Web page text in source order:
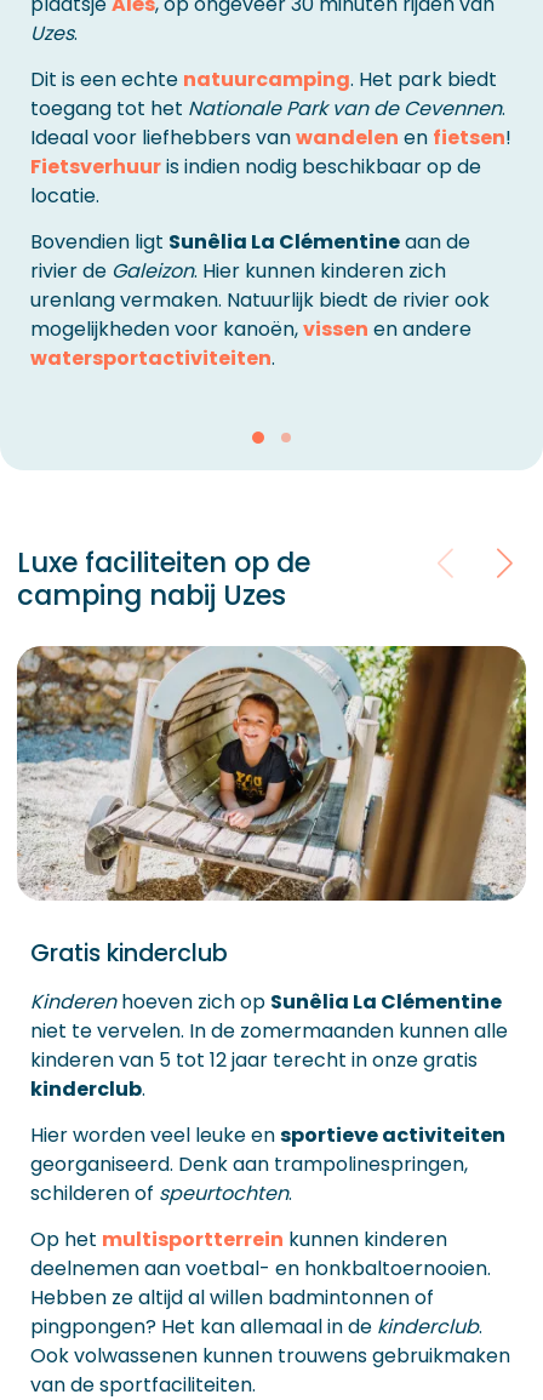
Uzes.
Dit is een echte natuurcamping. Het park biedt
toegang tot het Nationale Park van de Cevennen.
Ideaal voor liefhebbers vanwandelen en fietsen!
Fietsverhuuris indien nodig beschikbaar op de
locatie.
Bovendien ligt Sunêlia La Clémentineaan de
rivier de Galeizon. Hier kunnen kinderen zich
urenlang vermaken. Natuurlijk biedt de rivier ook
mogelijkheden voor kanoën,vissen en andere
watersportactiviteiten.
Luxe faciliteiten op de
camping nabij Uzes
Gratis kinderclub
Kinderenhoeven zich op Sunêlia La Clémentine
niet te vervelen. In de zomermaanden kunnen alle
kinderen van 5 tot 12 jaar terecht in onze gratis
kinderclub.
Hier worden veel leuke ensportieve activiteiten
georganiseerd. Denk aan trampolinespringen,
schilderen of speurtochten.
Op het multisportterrein kunnen kinderen
deelnemen aan voetbal- en honkbaltoernooien.
Hebben ze altijd al willen badmintonnen of
pingpongen? Het kan allemaal in de kinderclub.
Ook volwassenen kunnen trouwens gebruikmaken
van de sportfaciliteiten.